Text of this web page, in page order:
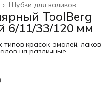
Шубки для валиков
›
ToolBerg
6/11/33/120 мм
типов красок, эмалей, лаков
на различные
для окраса
валика изготовлена из
впитывают,
лакокрасочный
33 мм, бюгеля —6 мм